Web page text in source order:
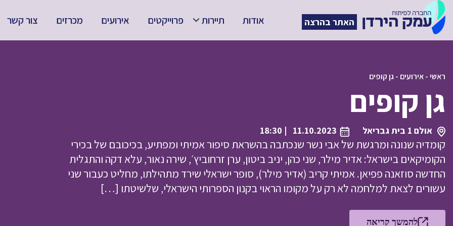
האתר בהרצה אודות תיירות פרוייקטים אירועים מכרזים צור קשר
ראשי-אירועים -גן קופים
גן קופים
אולם 1 בית גבריאל 11.10.2023
| 18:30
קומדיה שנונה ומרגשת של אבי נשר שנכתבה בהשראת סיפור אמיתי ומפתיע, בכיכובם של בכירי
הקומיקאים בישראל: אדיר מילר, שני כהן, יניב ביטון, ערן זרחוביץ׳, שירה נאור, עלא דקה והתגלית
החדשה סוזאנה פפיאן. אמיתי קריב (אדיר מילר), סופר ישראלי שירד מתהילתו, מחליט כעבור שני
עשורים לצאת למלחמה לא רק על מקומו הראוי בקנון הספרותי הישראלי, שלשיטתו […]
להמשך קריאה